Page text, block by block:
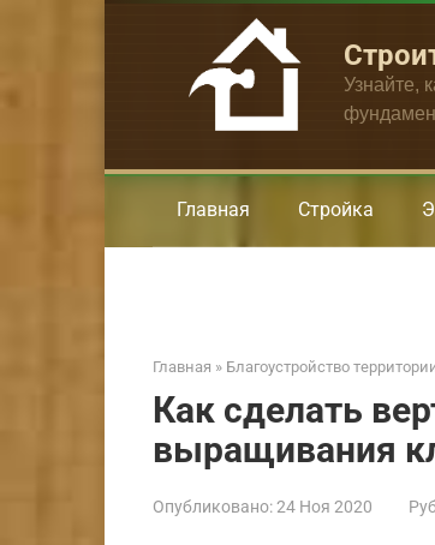
Узнайте,
Главная Стройка
Главная » Благоустройство
Как сделать
выращивания
Опубликовано:24 Ноя 2020